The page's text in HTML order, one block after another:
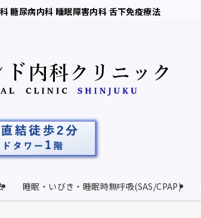
糖尿病内科 睡眠障害内科 舌下免疫療法
睡眠・いびき・睡眠時無呼吸(SAS/CPAP)